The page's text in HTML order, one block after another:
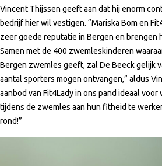
Vincent Thijssen geeft aan dat hij enorm
bedrijf hier wil vestigen. “Mariska Bom en
zeer goede reputatie in Bergen en brengen
Samen met de 400 zwemleskinderen
Bergen zwemles geeft, zal De Beeck gelijk
aantal sporters mogen ontvangen,” aldus
aanbod van Fit4Lady in ons pand ideaal
tijdens de zwemles aan hun fitheid te
rond!”